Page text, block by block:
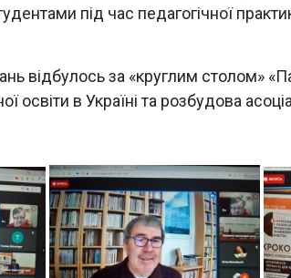
під час педагогічної
відбулось за «круглим столом»
освіти в Україні та розбудова